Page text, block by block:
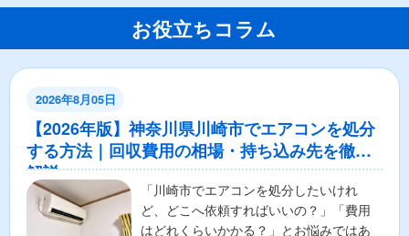
お役立ちコラム
2026年8月05日
【2026年版】神奈川県川崎市でエアコンを処分
する方法｜回収費用の相場・持ち込み先を徹底
解説
「川崎市でエアコンを処分したいけれ
ど、どこへ依頼すればいいの？」「費用
はどれくらいかかる？」とお悩みではあ